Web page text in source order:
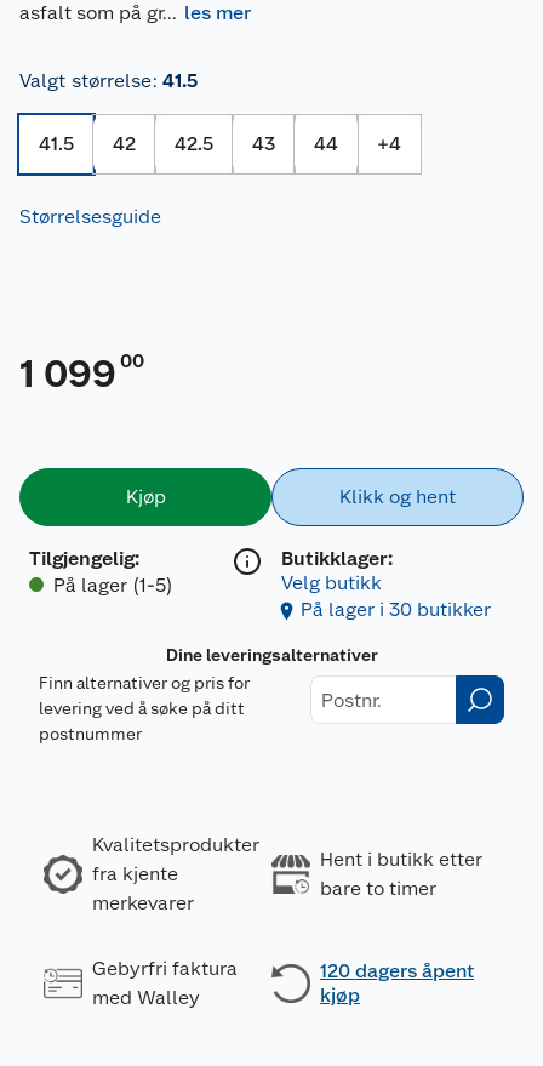
asfalt som på gr... les mer
Valgt størrelse: 41.5
41.5 42 42.5 43 44 +4
Størrelsesguide
1 099 00
Kjøp
Tilgjengelig:
På lager (1-5)
Klikk og hent
Butikklager:
Velg butikk
På lager i 30 butikker
Dine leveringsalternativer
Finn alternativer og pris for
levering ved å søke på ditt
postnummer
Kvalitetsprodukter
fra kjente
merkevarer
Hent i butikk etter
bare to timer
Gebyrfri faktura
med Walley
120 dagers åpent
kjøp